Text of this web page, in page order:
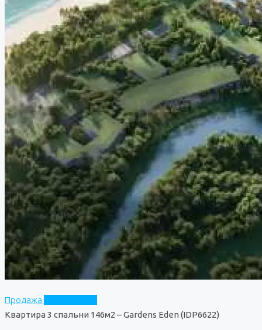
Продажа
Квартира 3 спальни 146м2 – Gardens Eden (IDP6622)